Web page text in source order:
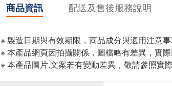
商品資訊 配送及售後服務說明
※ 製造日期與有效期限，商品成分與適用注意
※ 本產品網頁因拍攝關係，圖檔略有差異，實
※ 本產品圖片.文案若有變動差異，敬請參照實